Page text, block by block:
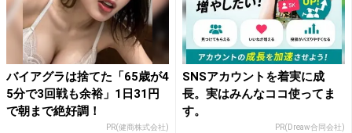
バイアグラは捨てた「65歳が4
5分で3回戦も余裕」1日31円
で朝まで絶好調！
PR(健商株式会社)
SNSアカウントを着実に成
長。実はみんなココ使ってま
す。
PR(Dreaw合同会社)